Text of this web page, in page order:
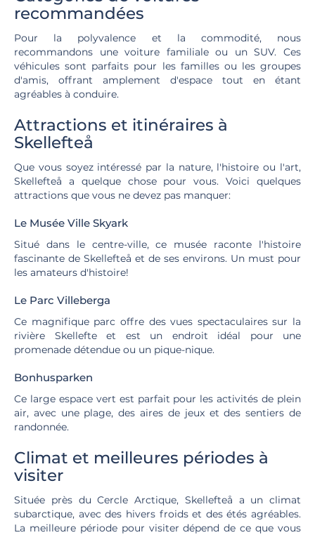
recommandées
Pour la polyvalence et la commodité, nous
recommandons une voiture familiale ou un SUV. Ces
véhicules sont parfaits pour les familles ou les groupes
d'amis, offrant amplement d'espace tout en étant
agréables à conduire.
Attractions et itinéraires à
Skellefteå
Que vous soyez intéressé par la nature, l'histoire ou l'art,
Skellefteå a quelque chose pour vous. Voici quelques
attractions que vous ne devez pas manquer:
Le Musée Ville Skyark
Situé dans le centre-ville, ce musée raconte l'histoire
fascinante de Skellefteå et de ses environs. Un must pour
les amateurs d'histoire!
Le Parc Villeberga
Ce magnifique parc offre des vues spectaculaires sur la
rivière Skellefte et est un endroit idéal pour une
promenade détendue ou un pique-nique.
Bonhusparken
Ce large espace vert est parfait pour les activités de plein
air, avec une plage, des aires de jeux et des sentiers de
randonnée.
Climat et meilleures périodes à
visiter
Située près du Cercle Arctique, Skellefteå a un climat
subarctique, avec des hivers froids et des étés agréables.
La meilleure période pour visiter dépend de ce que vous